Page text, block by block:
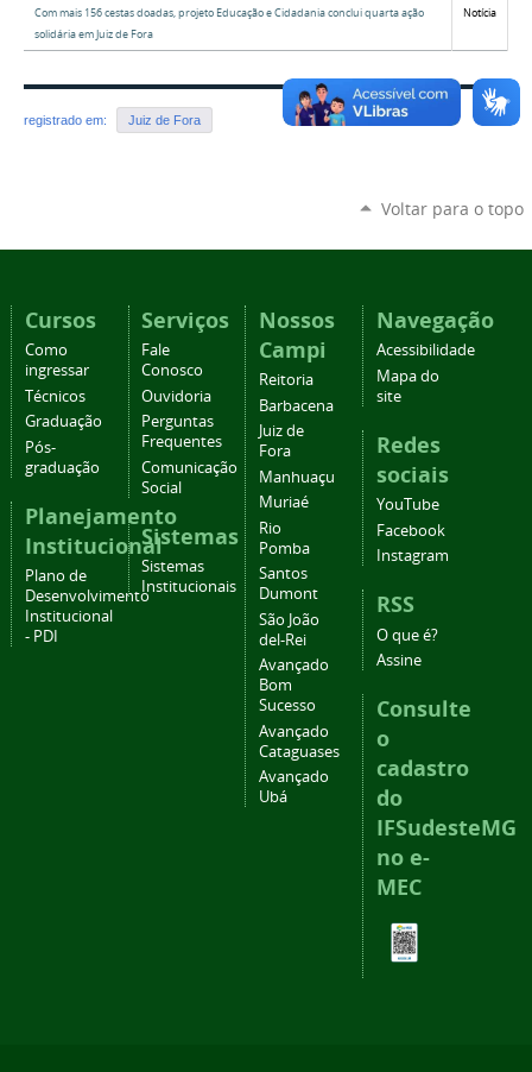
Com mais 156 cestas doadas, projeto Educação e Cidadania conclui quarta ação
solidária em Juiz de Fora
Notícia
registrado em: Juiz de Fora
Voltar para o topo
Cursos
Como
ingressar
Técnicos
Graduação
Pós-
graduação
Planejamento
Institucional
Plano de
Desenvolvimento
Institucional
- PDI
Serviços
Fale
Conosco
Ouvidoria
Perguntas
Frequentes
Comunicação
Social
Sistemas
Sistemas
Institucionais
Nossos
Campi
Reitoria
Barbacena
Juiz de
Fora
Manhuaçu
Muriaé
Rio
Pomba
Santos
Dumont
São João
del-Rei
Avançado
Bom
Sucesso
Avançado
Cataguases
Avançado
Ubá
Navegação
Acessibilidade
Mapa do
site
Redes
sociais
YouTube
Facebook
Instagram
RSS
O que é?
Assine
Consulte
o
cadastro
do
IFSudesteMG
no e-
MEC